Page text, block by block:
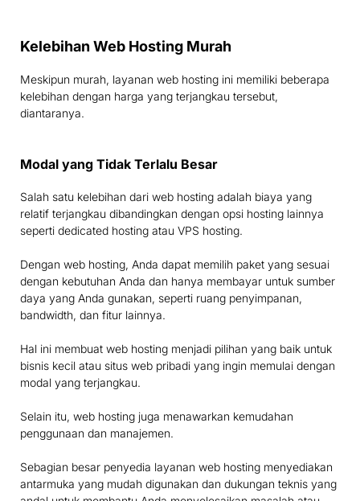
Kelebihan Web Hosting Murah
Meskipun murah, layanan web hosting ini memiliki beberapa
kelebihan dengan harga yang terjangkau tersebut,
diantaranya.
Modal yang Tidak Terlalu Besar
Salah satu kelebihan dari web hosting adalah biaya yang
relatif terjangkau dibandingkan dengan opsi hosting lainnya
seperti dedicated hosting atau VPS hosting.
Dengan web hosting, Anda dapat memilih paket yang sesuai
dengan kebutuhan Anda dan hanya membayar untuk sumber
daya yang Anda gunakan, seperti ruang penyimpanan,
bandwidth, dan fitur lainnya.
Hal ini membuat web hosting menjadi pilihan yang baik untuk
bisnis kecil atau situs web pribadi yang ingin memulai dengan
modal yang terjangkau.
Selain itu, web hosting juga menawarkan kemudahan
penggunaan dan manajemen.
Sebagian besar penyedia layanan web hosting menyediakan
antarmuka yang mudah digunakan dan dukungan teknis yang